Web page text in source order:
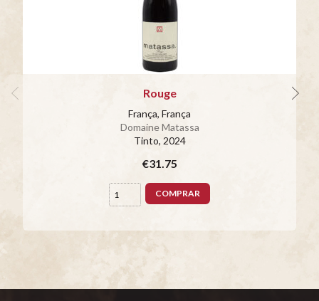
Rouge
França, França
Domaine Matassa
Tinto, 2024
€31.75
COMPRAR